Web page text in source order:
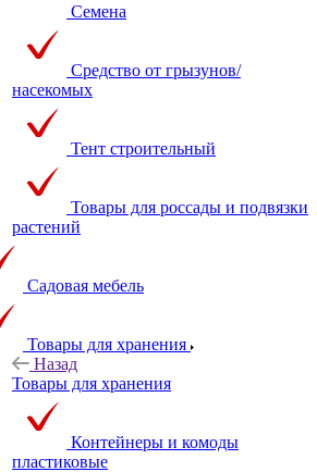
Семена
Средство от грызунов/
насекомых
Тент строительный
Товары для россады и подвязки
растений
Садовая мебель
Товары для хранения
Назад
Товары для хранения
Контейнеры и комоды
пластиковые